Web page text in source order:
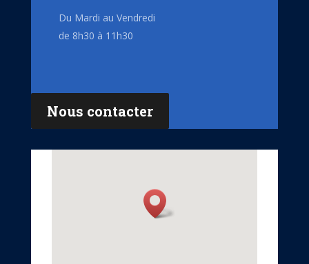
Du Mardi au Vendredi
de 8h30 à 11h30
Nous contacter